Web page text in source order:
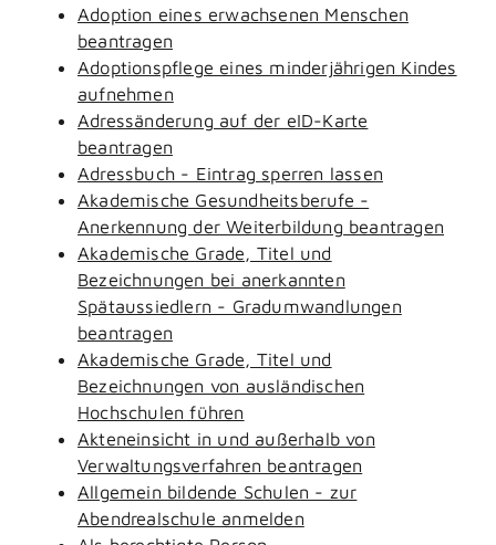
Adoption eines erwachsenen Menschen
beantragen
Adoptionspflege eines minderjährigen Kindes
aufnehmen
Adressänderung auf der eID-Karte
beantragen
Adressbuch - Eintrag sperren lassen
Akademische Gesundheitsberufe -
Anerkennung der Weiterbildung beantragen
Akademische Grade, Titel und
Bezeichnungen bei anerkannten
Spätaussiedlern - Gradumwandlungen
beantragen
Akademische Grade, Titel und
Bezeichnungen von ausländischen
Hochschulen führen
Akteneinsicht in und außerhalb von
Verwaltungsverfahren beantragen
Allgemein bildende Schulen - zur
Abendrealschule anmelden